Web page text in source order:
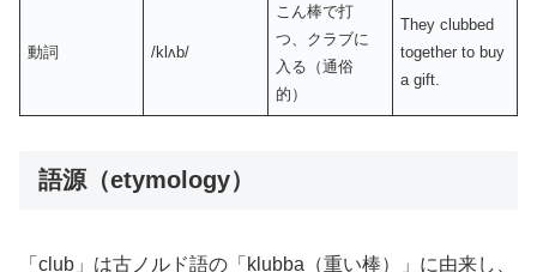
動詞 /klʌb/
こん棒で打
つ、クラブに
入る（通俗
的）
They clubbed
together to buy
a gift.
語源（etymology）
「club」は古ノルド語の「klubba（重い棒）」に由来し、